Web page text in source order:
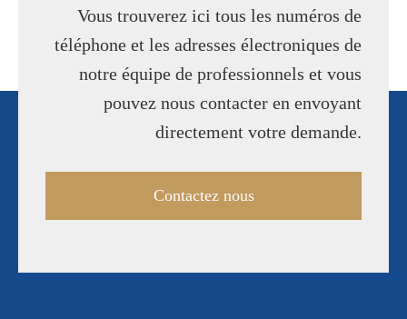
Vous trouverez ici tous les numéros de
téléphone et les adresses électroniques de
notre équipe de professionnels et vous
pouvez nous contacter en envoyant
directement votre demande.
Contactez nous